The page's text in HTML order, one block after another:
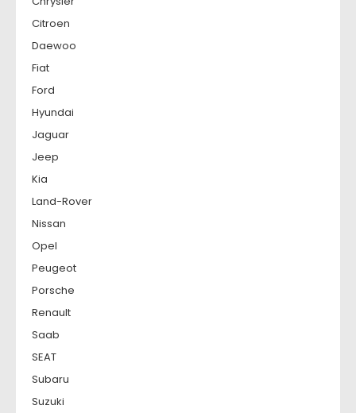
Citroen
Daewoo
Fiat
Ford
Hyundai
Jaguar
Jeep
Kia
Land-Rover
Nissan
Opel
Peugeot
Porsche
Renault
Saab
SEAT
Subaru
Suzuki